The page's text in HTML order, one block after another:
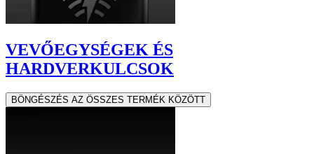
VEVŐEGYSÉGEK ÉS
HARDVERKULCSOK
BÖNGÉSZÉS AZ ÖSSZES TERMÉK KÖZÖTT